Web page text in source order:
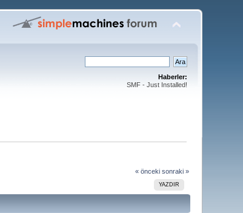
Haberler:
SMF - Just Installed!
« önceki sonraki »
YAZDIR